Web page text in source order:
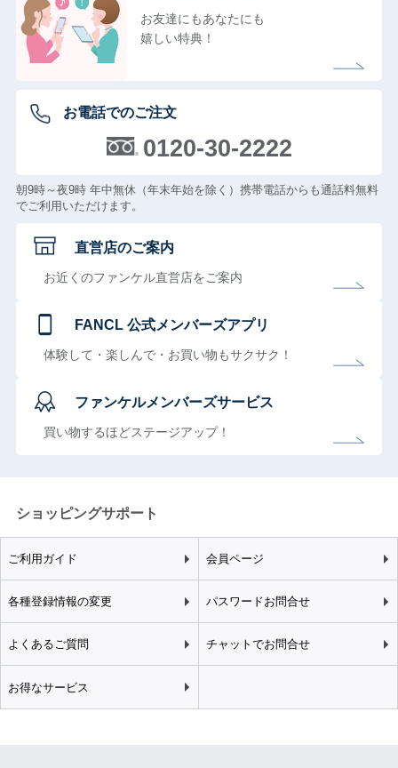
お友達にもあなたにも
嬉しい特典！
お電話でのご注文
0120-30-2222
朝9時～夜9時 年中無休（年末年始を除く）携帯電話からも通話料無料
でご利用いただけます。
直営店のご案内
お近くのファンケル直営店をご案内
FANCL 公式メンバーズアプリ
体験して・楽しんで・お買い物もサクサク！
ファンケルメンバーズサービス
買い物するほどステージアップ！
ショッピングサポート
ご利用ガイド 会員ページ
各種登録情報の変更 パスワードお問合せ
よくあるご質問 チャットでお問合せ
お得なサービス